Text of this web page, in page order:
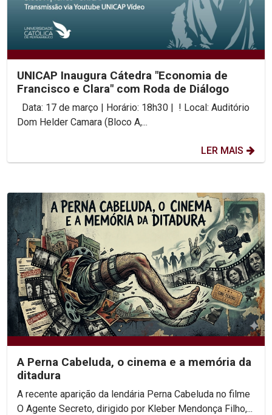
UNICAP Inaugura Cátedra "Economia de
Francisco e Clara" com Roda de Diálogo
Dom Helder Camara (Bloco A,...
LER MAIS
A Perna Cabeluda, o cinema e a memória da
ditadura
A recente aparição da lendária Perna Cabeluda no filme
O Agente Secreto, dirigido por Kleber Mendonça Filho,...